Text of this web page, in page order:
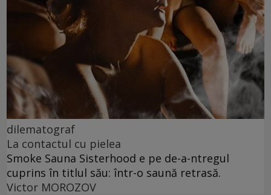
dilematograf
La contactul cu pielea
Smoke Sauna Sisterhood e pe de-a-ntregul
cuprins în titlul său: într-o saună retrasă.
Victor MOROZOV